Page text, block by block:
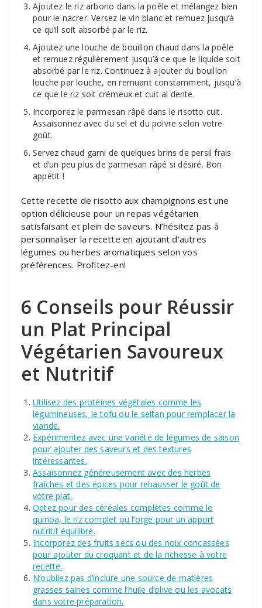
Ajoutez le riz arborio dans la poêle et mélangez bien
pour le nacrer. Versez le vin blanc et remuez jusqu’à
ce qu’il soit absorbé par le riz.
Ajoutez une louche de bouillon chaud dans la poêle
et remuez régulièrement jusqu’à ce que le liquide soit
absorbé par le riz. Continuez à ajouter du bouillon
louche par louche, en remuant constamment, jusqu’à
ce que le riz soit crémeux et cuit al dente.
Incorporez le parmesan râpé dans le risotto cuit.
Assaisonnez avec du sel et du poivre selon votre
goût.
Servez chaud garni de quelques brins de persil frais
et d’un peu plus de parmesan râpé si désiré. Bon
appétit !
Cette recette de risotto aux champignons est une
option délicieuse pour un repas végétarien
satisfaisant et plein de saveurs. N’hésitez pas à
personnaliser la recette en ajoutant d’autres
légumes ou herbes aromatiques selon vos
préférences. Profitez-en!
6 Conseils pour Réussir
un Plat Principal
Végétarien Savoureux
et Nutritif
Utilisez des protéines végétales comme les
légumineuses, le tofu ou le seitan pour remplacer la
viande.
Expérimentez avec une variété de légumes de saison
pour ajouter des saveurs et des textures
intéressantes.
Assaisonnez généreusement avec des herbes
fraîches et des épices pour rehausser le goût de
votre plat.
Optez pour des céréales complètes comme le
quinoa, le riz complet ou l’orge pour un apport
nutritif équilibré.
Incorporez des fruits secs ou des noix concassées
pour ajouter du croquant et de la richesse à votre
recette.
N’oubliez pas d’inclure une source de matières
grasses saines comme l’huile d’olive ou les avocats
dans votre préparation.